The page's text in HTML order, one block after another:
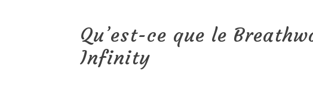
Qu’est-ce que le
Infinity